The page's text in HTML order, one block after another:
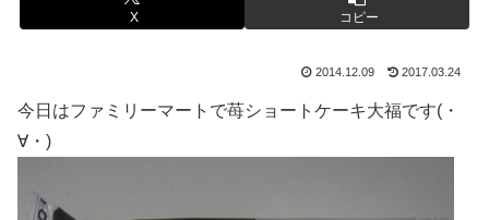
X コピー
2014.12.09 2017.03.24
今日はファミリーマートで苺ショートケーキ大福です(・
∀・)